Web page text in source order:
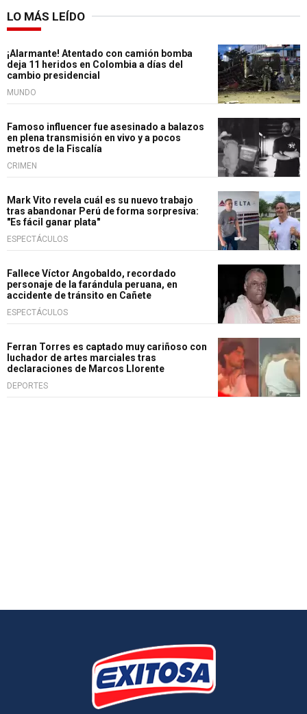
LO MÁS LEÍDO
¡Alarmante! Atentado con camión bomba
deja 11 heridos en Colombia a días del
cambio presidencial
MUNDO
Famoso influencer fue asesinado a balazos
en plena transmisión en vivo y a pocos
metros de la Fiscalía
CRIMEN
Mark Vito revela cuál es su nuevo trabajo
tras abandonar Perú de forma sorpresiva:
"Es fácil ganar plata"
ESPECTÁCULOS
Fallece Víctor Angobaldo, recordado
personaje de la farándula peruana, en
accidente de tránsito en Cañete
ESPECTÁCULOS
Ferran Torres es captado muy cariñoso con
luchador de artes marciales tras
declaraciones de Marcos Llorente
DEPORTES